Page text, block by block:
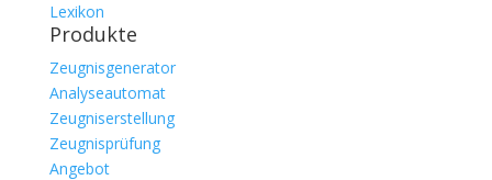
Lexikon
Produkte
Zeugnisgenerator
Analyseautomat
Zeugniserstellung
Zeugnisprüfung
Angebot